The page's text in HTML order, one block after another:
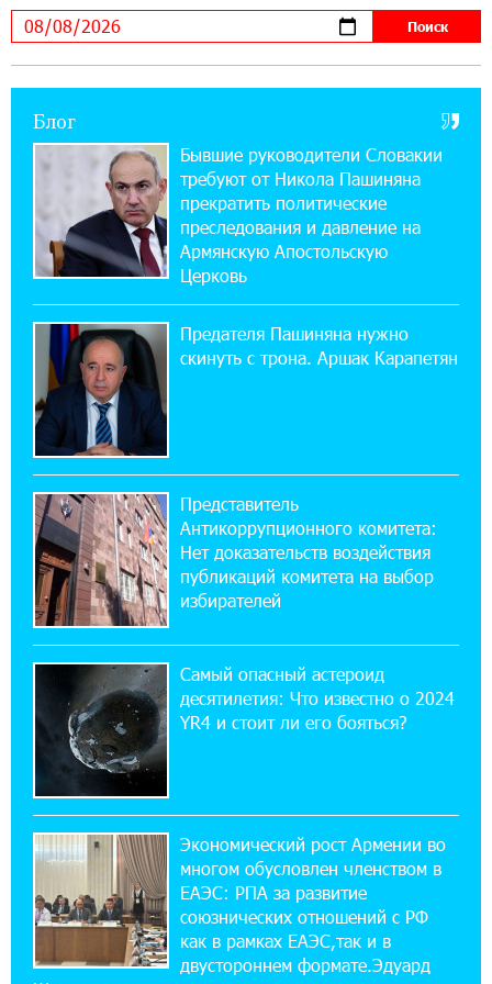
В мобильном приложении Юнибанка теперь
можно зарегистрироваться также с помощью
«Бесплатные бонусы в играх»: IDBank
предупреждает о кибератаках на школьников
11:21:15 31-07-2026
ЕАЭС со временем будет расширяться. Когда-
нибудь это поймёт и рядовой армянин, но
11:03:52 31-07-2026
Если Израиль использует тему Геноцида
армян против Эрдогана, то что для него
значит сам Геноцид?
17:16:14 30-07-2026
ВТБ (Армения): вклад «Стабильный» — до
10% годовых и оформление в мобильном
приложении
17:03:49 30-07-2026
Платформа Rate.Trading на Seaside Startup
14:44:13 29-07-2026
Состоялось открытие Khachaturian Rooftop
при поддержке IDBank
18:38:18 28-07-2026
Пашинян ты упустил свой шанс уйти
спокойно. Аршак Карапетян
12:04:53 28-07-2026
Обновленный Центр продаж и обслуживания
Блог
Бывшие руководители Словакии
требуют от Никола Пашиняна
прекратить политические
преследования и давление на
Армянскую Апостольскую
Церковь
Предателя Пашиняна нужно
скинуть с трона. Аршак Карапетян
Представитель
Антикоррупционного комитета:
Нет доказательств воздействия
публикаций комитета на выбор
избирателей
Самый опасный астероид
десятилетия: Что известно о 2024
YR4 и стоит ли его бояться?
Экономический рост Армении во
многом обусловлен членством в
ЕАЭС: РПА за развитие
союзнических отношений с РФ
как в рамках ЕАЭС,так и в
двустороннем формате.Эдуард